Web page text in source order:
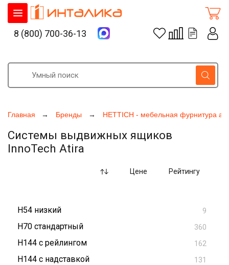
Главная Бренды HETTICH - мебельная фурнитура
Системы выдвижных ящиков
InnoTech Atira
Цене Рейтингу
H54 низкий 9
H70 стандартный 360
H144 с рейлингом 162
H144 с надставкой 131
8 (800) 700-36-13